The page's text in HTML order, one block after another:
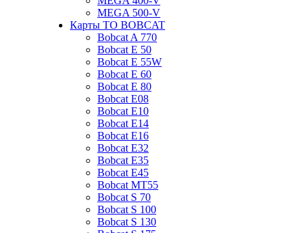
MEGA 500-V
Карты ТО BOBCAT
Bobcat A 770
Bobcat E 50
Bobcat E 55W
Bobcat E 60
Bobcat E 80
Bobcat E08
Bobcat E10
Bobcat E14
Bobcat E16
Bobcat E32
Bobcat E35
Bobcat E45
Bobcat MT55
Bobcat S 70
Bobcat S 100
Bobcat S 130